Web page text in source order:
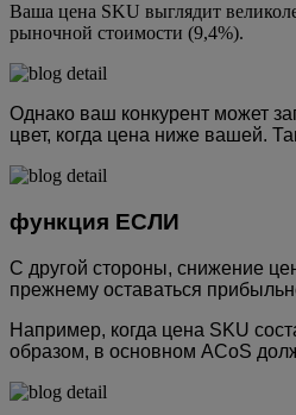
Ваша цена SKU выглядит
рыночной стоимости (9,4%).
Однако ваш конкурент может
цвет, когда цена ниже вашей.
функция ЕСЛИ
С другой стороны, снижение
прежнему оставаться
Например, когда цена SKU
образом, в основном ACoS